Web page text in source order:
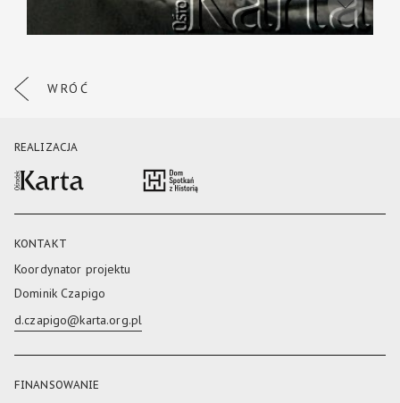
WRÓĆ
REALIZACJA
KONTAKT
Koordynator projektu
Dominik Czapigo
d.czapigo@karta.org.pl
FINANSOWANIE